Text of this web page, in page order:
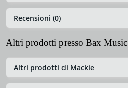
Recensioni (0)
Altri prodotti presso Bax Music
Altri prodotti di Mackie